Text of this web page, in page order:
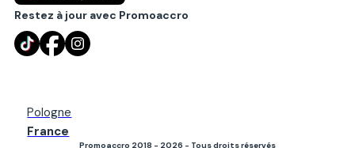
Restez à jour avec Promoaccro
Pologne
France
Promoaccro 2018 - 2026 - Tous droits réservés